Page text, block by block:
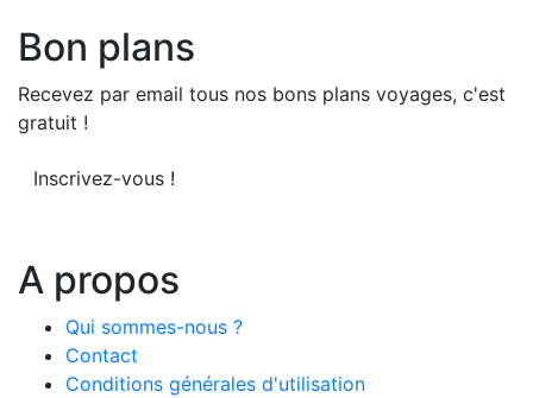
Bon plans
Recevez par email tous nos bons plans voyages, c'est
gratuit !
Inscrivez-vous !
A propos
Qui sommes-nous ?
Contact
Conditions générales d'utilisation